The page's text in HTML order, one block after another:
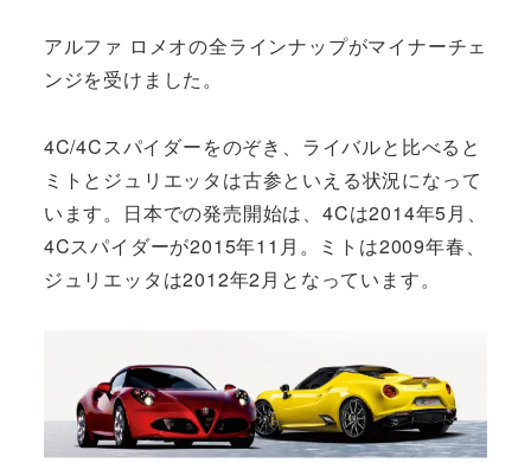
アルファ ロメオの全ラインナップがマイナーチェ
ンジを受けました。
4C/4Cスパイダーをのぞき、ライバルと比べると
ミトとジュリエッタは古参といえる状況になって
います。日本での発売開始は、4Cは2014年5月、
4Cスパイダーが2015年11月。ミトは2009年春、
ジュリエッタは2012年2月となっています。